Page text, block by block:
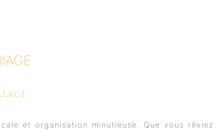
et organisation minutieuse. Que vous rêviez